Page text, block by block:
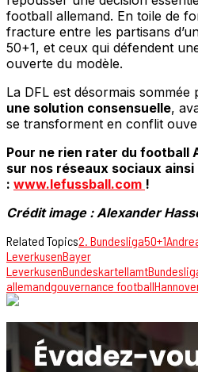
football allemand. En toile de
fracture entre les partisans
50+1, et ceux qui défendent
ouverte du modèle.
La DFL est désormais
une solution consensuelle,
se transforment en conflit
Pour ne rien rater du football
sur nos réseaux sociaux
: www.lefussball.com !
Crédit image : Alexander
Related Topics2. Bundesliga50+1
LeverkusenBayer
LeverkusenBundeskartellamt
allemandgouvernance football